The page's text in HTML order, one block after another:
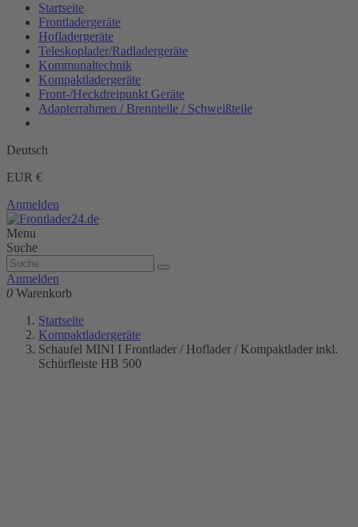
Startseite
Frontladergeräte
Hofladergeräte
Teleskoplader/Radladergeräte
Kommunaltechnik
Kompaktladergeräte
Front-/Heckdreipunkt Geräte
Adapterrahmen / Brennteile / Schweißteile
Deutsch
EUR €
Anmelden
Menu
Suche
Anmelden
0 Warenkorb
Startseite
Kompaktladergeräte
Schaufel MINI I Frontlader / Hoflader / Kompaktlader inkl.
Schürfleiste HB 500